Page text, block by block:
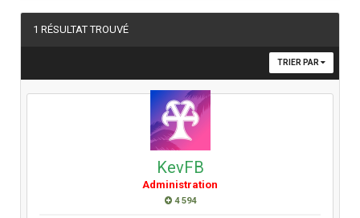
1 RÉSULTAT TROUVÉ
TRIER PAR
KevFB
Administration
4 594